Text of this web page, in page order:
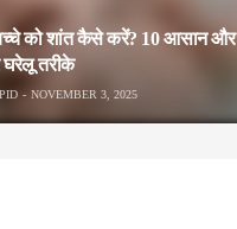
को शांत कैसे करें? 10 आसान और
घरेलू तरीके
NOVEMBER 3, 2025